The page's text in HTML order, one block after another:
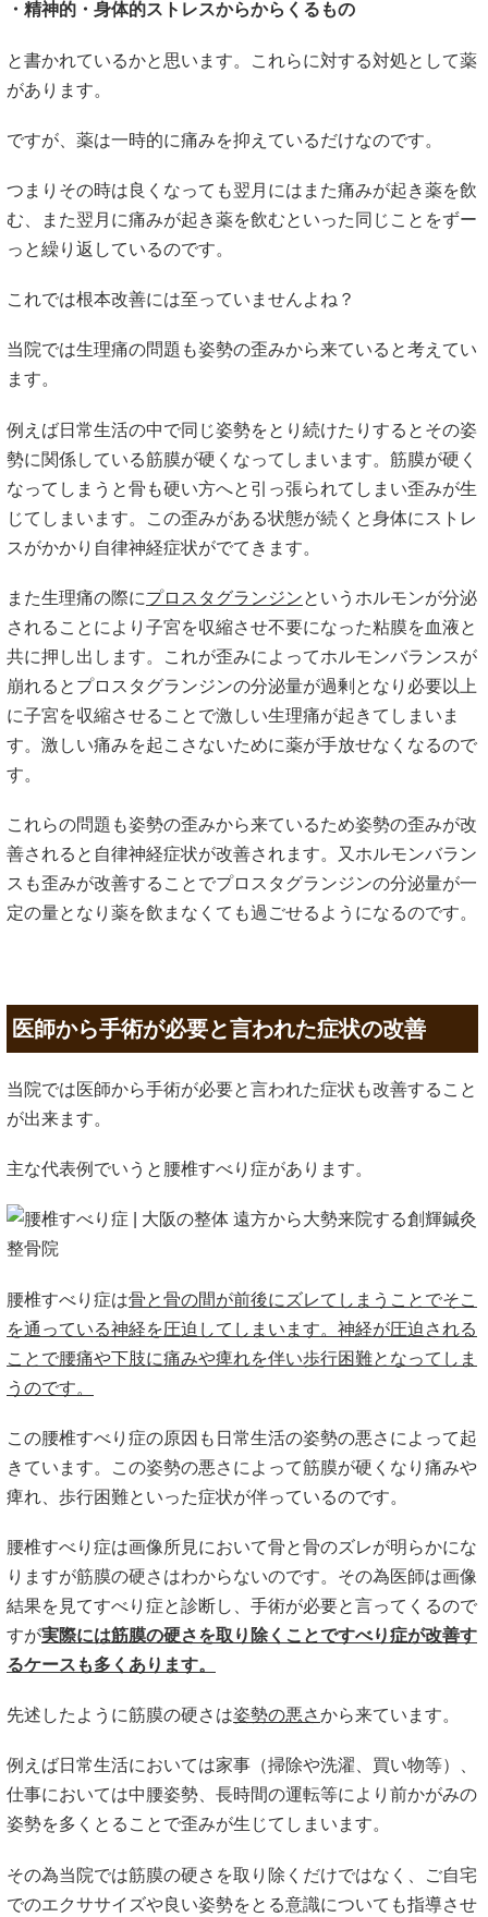
・精神的・身体的ストレスからからくるもの
と書かれているかと思います。これらに対する対処として薬
があります。
ですが、薬は一時的に痛みを抑えているだけなのです。
つまりその時は良くなっても翌月にはまた痛みが起き薬を飲
む、また翌月に痛みが起き薬を飲むといった同じことをずー
っと繰り返しているのです。
これでは根本改善には至っていませんよね？
当院では生理痛の問題も姿勢の歪みから来ていると考えてい
ます。
例えば日常生活の中で同じ姿勢をとり続けたりするとその姿
勢に関係している筋膜が硬くなってしまいます。筋膜が硬く
なってしまうと骨も硬い方へと引っ張られてしまい歪みが生
じてしまいます。この歪みがある状態が続くと身体にストレ
スがかかり自律神経症状がでてきます。
また生理痛の際にプロスタグランジンというホルモンが分泌
されることにより子宮を収縮させ不要になった粘膜を血液と
共に押し出します。これが歪みによってホルモンバランスが
崩れるとプロスタグランジンの分泌量が過剰となり必要以上
に子宮を収縮させることで激しい生理痛が起きてしまいま
す。激しい痛みを起こさないために薬が手放せなくなるので
す。
これらの問題も姿勢の歪みから来ているため姿勢の歪みが改
善されると自律神経症状が改善されます。又ホルモンバラン
スも歪みが改善することでプロスタグランジンの分泌量が一
定の量となり薬を飲まなくても過ごせるようになるのです。
医師から手術が必要と言われた症状の改善
当院では医師から手術が必要と言われた症状も改善すること
が出来ます。
主な代表例でいうと腰椎すべり症があります。
腰椎すべり症は骨と骨の間が前後にズレてしまうことでそこ
を通っている神経を圧迫してしまいます。神経が圧迫される
ことで腰痛や下肢に痛みや痺れを伴い歩行困難となってしま
うのです。
この腰椎すべり症の原因も日常生活の姿勢の悪さによって起
きています。この姿勢の悪さによって筋膜が硬くなり痛みや
痺れ、歩行困難といった症状が伴っているのです。
腰椎すべり症は画像所見において骨と骨のズレが明らかにな
りますが筋膜の硬さはわからないのです。その為医師は画像
結果を見てすべり症と診断し、手術が必要と言ってくるので
すが実際には筋膜の硬さを取り除くことですべり症が改善す
るケースも多くあります。
先述したように筋膜の硬さは姿勢の悪さから来ています。
例えば日常生活においては家事（掃除や洗濯、買い物等）、
仕事においては中腰姿勢、長時間の運転等により前かがみの
姿勢を多くとることで歪みが生じてしまいます。
その為当院では筋膜の硬さを取り除くだけではなく、ご自宅
でのエクササイズや良い姿勢をとる意識についても指導させ